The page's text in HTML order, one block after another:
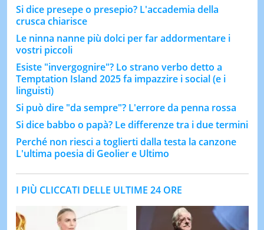
Si dice presepe o presepio? L'accademia della
crusca chiarisce
Le ninna nanne più dolci per far addormentare i
vostri piccoli
Esiste "invergognire"? Lo strano verbo detto a
Temptation Island 2025 fa impazzire i social (e i
linguisti)
Si può dire "da sempre"? L'errore da penna rossa
Si dice babbo o papà? Le differenze tra i due termini
Perché non riesci a toglierti dalla testa la canzone
L'ultima poesia di Geolier e Ultimo
I PIÙ CLICCATI DELLE ULTIME 24 ORE